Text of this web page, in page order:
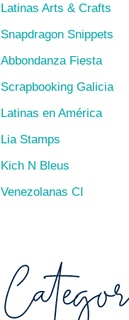
Latinas Arts & Crafts
Snapdragon Snippets
Abbondanza Fiesta
Scrapbooking Galicia
Latinas en América
Lia Stamps
Kich N Bleus
Venezolanas CI